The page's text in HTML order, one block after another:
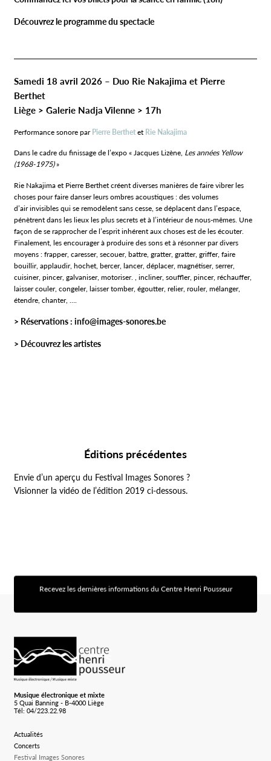
Découvrez le programme du spectacle
Samedi 18 avril 2026 – Duo Rie Nakajima et Pierre
Berthet
Liège > Galerie Nadja Vilenne > 17h
Performance sonore par Pierre Berthet et Rie Nakajima
Dans le cadre du finissage de l’expo « Jacques Lizène, Les années Yellow
(1968-1975)»
Rie Nakajima et Pierre Berthet créent diverses manières de faire vibrer les
choses pour faire danser leurs ombres acoustiques : des volumes
d’air invisibles qui se remodèlent sans cesse, se déplacent dans l’espace,
pénètrent dans les lieux les plus secrets et à l’intérieur de nous-mêmes. Une
façon de se rapprocher de l’esprit inhérent aux choses est de les écouter.
Finalement, les encourager à produire des sons et à résonner par divers
moyens : frapper, caresser, secouer, battre, gratter, gratter, griffer, faire
bouillir, applaudir, hochet, bercer, lancer, déplacer, magnétiser, serrer,
cuisiner, pincer, galvaniser, motoriser. , incliner, souffler, pincer, réchauffer,
laisser couler, congeler, laisser tomber, égoutter, relier, rouler, mélanger,
étendre, chanter, ….
> Réservations :info@images-sonores.be
> Découvrez les artistes
Éditions précédentes
Envie d’un aperçu du Festival Images Sonores ?
Visionner la vidéo de l’édition 2019 ci-dessous.
Recevez les dernières informations du Centre Henri Pousseur
Musique électronique et mixte
5 Quai Banning - B-4000 Liège
Tél: 04/223.22.98
Actualités
Concerts
Festival Images Sonores